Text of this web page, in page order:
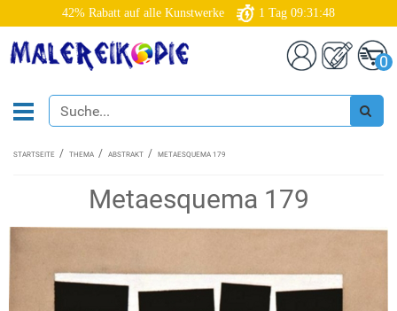
42% Rabatt auf alle Kunstwerke 1 Tag 09:31:47
0
STARTSEITE THEMA ABSTRAKT METAESQUEMA 179
Metaesquema 179